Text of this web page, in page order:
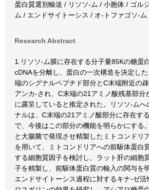
蛋白質選別輸送 / リソソ-ム / 小胞体 / ゴル
ム / エンドサイトーシス / オ-トファゴソ-
Research Abstract
1.リソソ-ム膜に存在する分子量85Kの糖蛋
cDNAを分離し、蛋白の一次構造を決定し
端のシグナルペプチド部分とC末端附近の
アンカ-され、C末端の21アミノ酸残基部分
に露呈していると推定された。リソソ-ムへ
ナルは、C末端の21アミノ酸部分に存在す
で、今後はこの部分の機能を明らかにする
と大腸菌で発現させ精製したミトコンドリ
を用いて、ミトコンドリアへの前駆体蛋白
する細胞質因子を検討し、ラット肝の細胞
子を精製し、前駆体蛋白質の輸入の関与を
エンドサイトーシス過程に対するキナ-ゼ活